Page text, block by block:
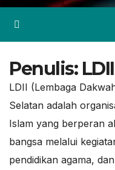
Penulis:
LDII (Lembaga
Selatan adalah
Islam yang berperan
bangsa melalui
pendidikan agama,